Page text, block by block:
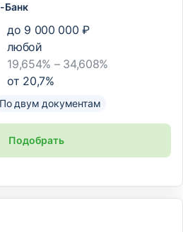
Банк
до 9 000 000 ₽
любой
19,654% – 34,608%
от 20,7%
По двум документам
Подобрать